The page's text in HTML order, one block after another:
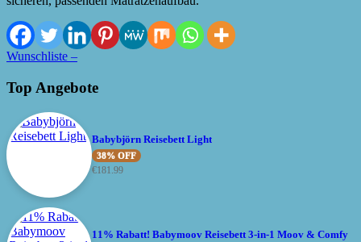
Wunschliste –
Top Angebote
Babybjörn Reisebett Light
38% OFF
€181.99
11% Rabatt! Babymoov Reisebett 3-in-1 Moov & Comfy